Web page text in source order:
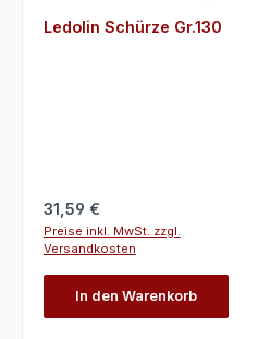
Ledolin Schürze Gr.130
Regulärer Preis:
31,59 €
Preise inkl. MwSt. zzgl.
Versandkosten
In den Warenkorb